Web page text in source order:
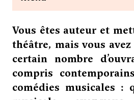
Vous êtes auteur et
théâtre, mais vous
certain nombre
compris
comédies musicales :